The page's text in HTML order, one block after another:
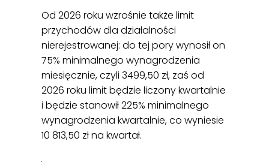
Od 2026 roku wzrośnie także limit
przychodów dla działalności
nierejestrowanej: do tej pory wynosił on
75% minimalnego wynagrodzenia
miesięcznie, czyli 3499,50 zł, zaś od
2026 roku limit będzie liczony kwartalnie
i będzie stanowił 225% minimalnego
wynagrodzenia kwartalnie, co wyniesie
10 813,50 zł na kwartał.